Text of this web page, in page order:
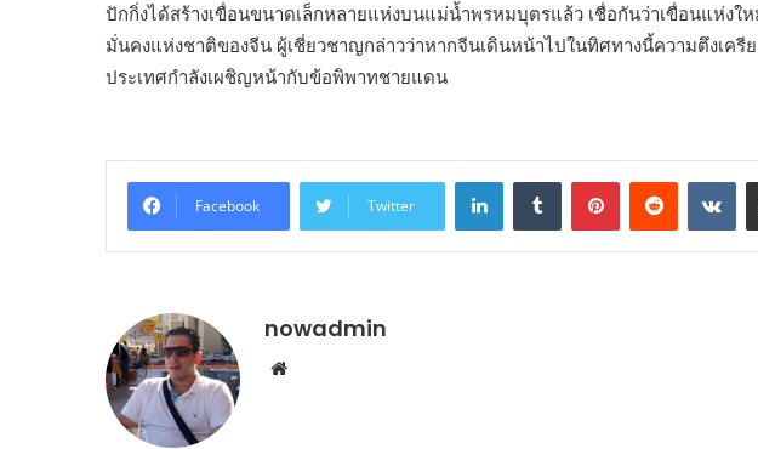
ปักกิ่งได้สร้างเขื่อนขนาดเล็กหลายแห่งบนแม่น้ำพรหมบุตรแล้ว เชื่อกันว่าเขื่อนแห่งใ
มั่นคงแห่งชาติของจีน ผู้เชี่ยวชาญกล่าวว่าหากจีนเดินหน้าไปในทิศทางนี้ความตึงเครี
ประเทศกำลังเผชิญหน้ากับข้อพิพาทชายแดน
Facebook Twitter
LinkedInTumblr PinterestReddit
nowadmin
Website